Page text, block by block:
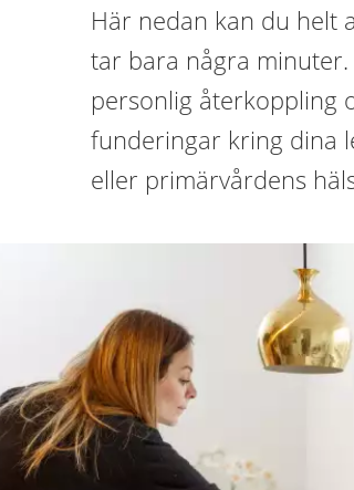
Här nedan kan du helt
tar bara några
personlig återkoppling
funderingar kring dina
eller primärvårdens